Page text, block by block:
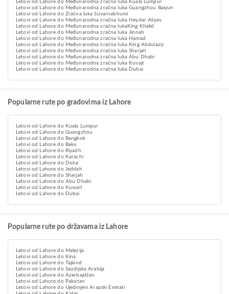
Letovi od Lahore do Međunarodna zračna luka Kuala Lumpur
Letovi od Lahore do Međunarodna zračna luka Guangzhou Baiyun
Letovi od Lahore do Zračna luka Suvarnabhumi
Letovi od Lahore do Međunarodna zračna luka Heydar Aliyev
Letovi od Lahore do Međunarodna zračna lukaKing Khalid
Letovi od Lahore do Međunarodna zračna luka Jinnah
Letovi od Lahore do Međunarodna zračna luka Hamad
Letovi od Lahore do Međunarodna zračna luka King Abdulaziz
Letovi od Lahore do Međunarodna zračna luka Sharjah
Letovi od Lahore do Međunarodna zračna luka Abu Dhabi
Letovi od Lahore do Međunarodna zračna luka Kuvajt
Letovi od Lahore do Međunarodna zračna luka Dubai
Popularne rute po gradovima iz Lahore
Letovi od Lahore do Kuala Lumpur
Letovi od Lahore do Guangzhou
Letovi od Lahore do Bangkok
Letovi od Lahore do Baku
Letovi od Lahore do Riyadh
Letovi od Lahore do Karachi
Letovi od Lahore do Doha
Letovi od Lahore do Jeddah
Letovi od Lahore do Sharjah
Letovi od Lahore do Abu Dhabi
Letovi od Lahore do Kuwait
Letovi od Lahore do Dubai
Popularne rute po državama iz Lahore
Letovi od Lahore do Malezija
Letovi od Lahore do Kina
Letovi od Lahore do Tajland
Letovi od Lahore do Saudijska Arabija
Letovi od Lahore do Azerbajdžan
Letovi od Lahore do Pakistan
Letovi od Lahore do Ujedinjeni Arapski Emirati